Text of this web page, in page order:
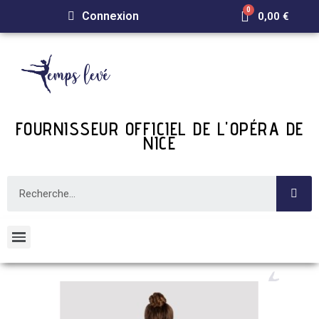
Connexion 0,00 €
FOURNISSEUR OFFICIEL DE L'OPÉRA DE
NICE